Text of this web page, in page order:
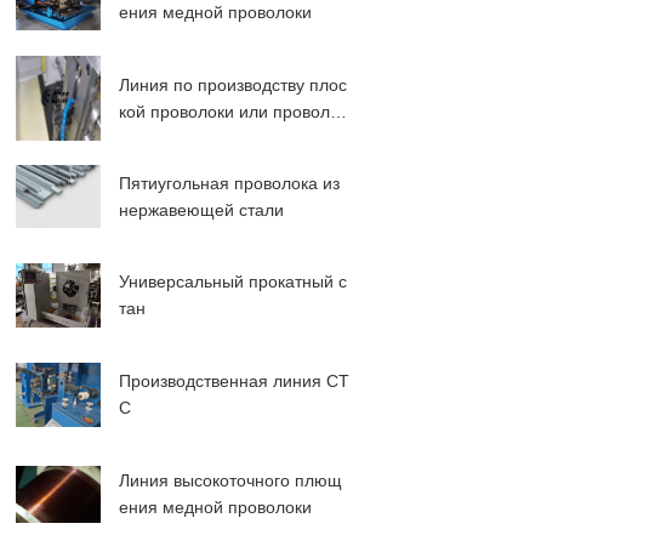
ения медной проволоки
Линия по производству плос
кой проволоки или проволок
Пятиугольная проволока из
нержавеющей стали
Универсальный прокатный с
тан
Производственная линия CT
C
Линия высокоточного плющ
ения медной проволоки